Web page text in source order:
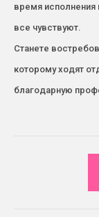
время
все чувствуют.
Станете
которому ходят
благодарную